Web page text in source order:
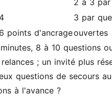
3 par
points d'ancrageouvertes
8 à 10 questions
; un invité plus
questions de secours
à l'avance ?